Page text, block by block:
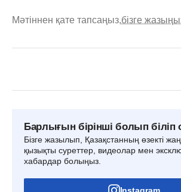
Мәтіннен қате тапсаңыз,бізге
Барлығын бірінші болып
Бізге жазылып, Қазақстанның өзекті
қызықты суреттер, видеолар мен
хабардар болыңыз.
Instagram